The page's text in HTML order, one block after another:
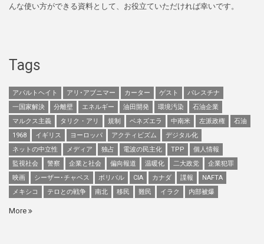
んな使い方ができる資料として、お役立ていただければ幸いです。
Tags
アパルトヘイト アリ･アブニマー カーター ゲスト
パレスチナ
一国家解決
分離壁 エネルギー 油田開発 環境汚染
石油企業
マルクス主義
タリク・アリ 規制 ベネズエラ 中南米 左派政権
石油
1968
イギリス ヨーロッパ アクティビズム
デジタル化
ネットの中立性
メディア 独占 電波の民主化 TPP
個人情報
監視社会
警察 企業と社会 偏向報道 温暖化 二大政党
企業犯罪
映画
シーザー･チャベス ボリバル CIA カナダ 諜報
NAFTA
メキシコ
テロとの戦争 南北 移民 難民 イラク 内部被爆
More